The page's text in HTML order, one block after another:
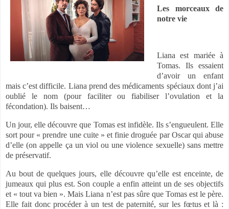
Les morceaux de
notre vie
Liana est mariée à
Tomas. Ils essaient
d’avoir un enfant
mais c’est difficile. Liana prend des médicaments spéciaux dont j’ai
oublié le nom (pour faciliter ou fiabiliser l’ovulation et la
fécondation). Ils baisent…
Un jour, elle découvre que Tomas est infidèle. Ils s’engueulent. Elle
sort pour « prendre une cuite » et finie droguée par Oscar qui abuse
d’elle (on appelle ça un viol ou une violence sexuelle) sans mettre
de préservatif.
Au bout de quelques jours, elle découvre qu’elle est enceinte, de
jumeaux qui plus est. Son couple a enfin atteint un de ses objectifs
et « tout va bien ». Mais Liana n’est pas sûre que Tomas est le père.
Elle fait donc procéder à un test de paternité, sur les fœtus et là :